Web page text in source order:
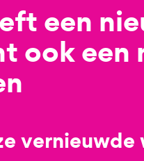
een
ook een
vernieuwde